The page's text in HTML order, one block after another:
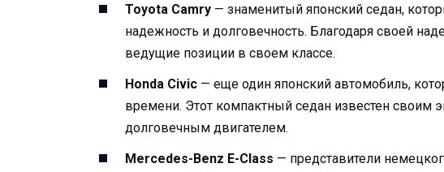
Toyota Camry — знаменитый японский седан,
надежность и долговечность. Благодаря своей
ведущие позиции в своем классе.
Honda Civic — еще один японский автомобиль,
времени. Этот компактный седан известен своим
долговечным двигателем.
Mercedes-Benz E-Class — представители